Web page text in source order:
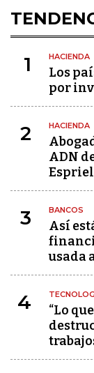
1 HACIENDA
Los
por
2 HACIENDA
ADN
3 BANCOS
Así
usada
4
“Lo